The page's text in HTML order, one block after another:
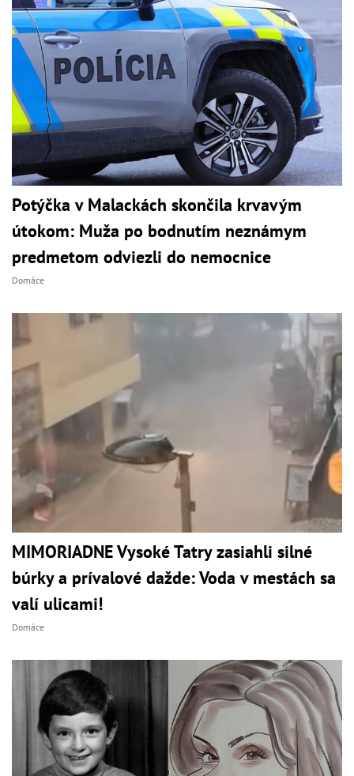
Potýčka v Malackách skončila krvavým
útokom: Muža po bodnutím neznámym
predmetom odviezli do nemocnice
Domáce
MIMORIADNE Vysoké Tatry zasiahli silné
búrky a prívalové dažde: Voda v mestách sa
valí ulicami!
Domáce